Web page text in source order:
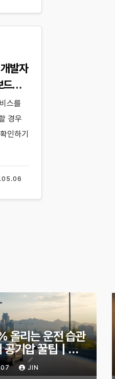
발자
드의
스를
경우
인하기
올리는 운전 습관
공기압 꿀팁｜주
지는 핵심은?
JIN